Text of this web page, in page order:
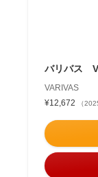
バリバス
VARIVAS
¥12,672
（